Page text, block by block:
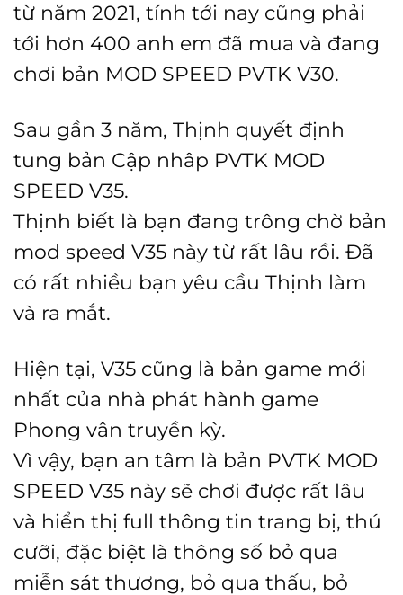
từ năm 2021, tính tới nay cũng phải
tới hơn 400 anh em đã mua và đang
chơi bản MOD SPEED PVTK V30.
Sau gần 3 năm, Thịnh quyết định
tung bản Cập nhâp PVTK MOD
SPEED V35.
Thịnh biết là bạn đang trông chờ bản
mod speed V35 này từ rất lâu rồi. Đã
có rất nhiều bạn yêu cầu Thịnh làm
và ra mắt.
Hiện tại, V35 cũng là bản game mới
nhất của nhà phát hành game
Phong vân truyền kỳ.
Vì vậy, bạn an tâm là bản PVTK MOD
SPEED V35 này sẽ chơi được rất lâu
và hiển thị full thông tin trang bị, thú
cưỡi, đặc biệt là thông số bỏ qua
miễn sát thương, bỏ qua thấu, bỏ